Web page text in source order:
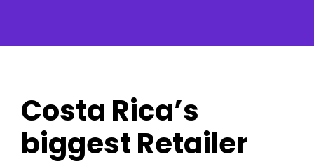
Costa Rica’s
biggest Retailer